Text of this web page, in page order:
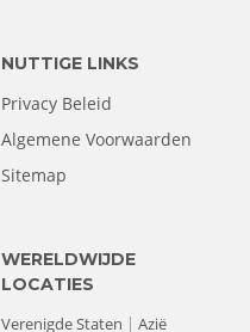
NUTTIGE LINKS
Privacy Beleid
Algemene Voorwaarden
Sitemap
WERELDWIJDE
LOCATIES
Verenigde Staten
Azië